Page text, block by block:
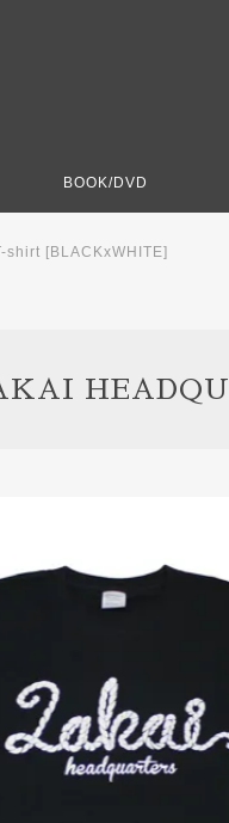
BOOK/DVD
shirt [BLACKxWHITE]